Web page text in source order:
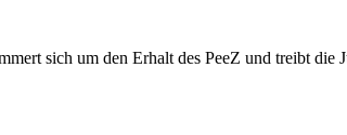
sich um den Erhalt des PeeZ und treibt die